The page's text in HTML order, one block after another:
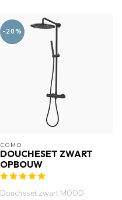
-20%
COMO
DOUCHESET ZWART
OPBOUW
Doucheset zwart MOOD